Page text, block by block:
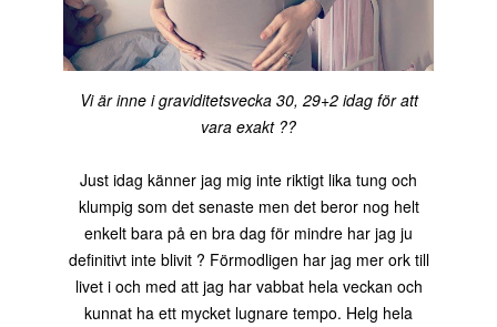
Vi är inne i graviditetsvecka 30, 29+2 idag för att
vara exakt ??
Just idag känner jag mig inte riktigt lika tung och
klumpig som det senaste men det beror nog helt
enkelt bara på en bra dag för mindre har jag ju
definitivt inte blivit ? Förmodligen har jag mer ork till
livet i och med att jag har vabbat hela veckan och
kunnat ha ett mycket lugnare tempo. Helg hela